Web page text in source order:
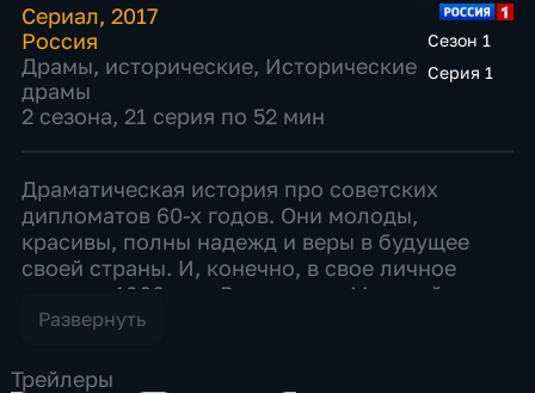
Сезон 1
Серия 1
Сериал,2017
Россия
Драмы, исторические, Исторические
драмы
2 сезона, 21 серия по 52 мин
Драматическая история про советских
дипломатов 60-х годов. Они молоды,
красивы, полны надежд и веры в будущее
своей страны. И, конечно, в свое личное
счастье. 1960 год. Высоко над Москвой, в
здании Министерства иностранных дел СССР,
аналитическая группа, ИАГ. Это молодые
Развернуть
Трейлеры